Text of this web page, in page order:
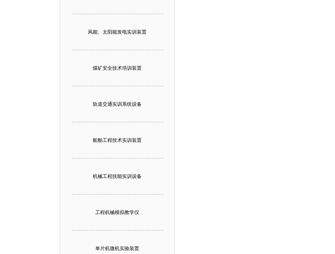
风能、太阳能发电实训装置
煤矿安全技术培训装置
轨道交通实训系统设备
船舶工程技术实训装置
机械工程技能实训设备
工程机械模拟教学仪
单片机微机实验装置